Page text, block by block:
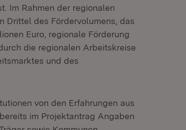
Im Rahmen der regionalen
Drittel des Fördervolumens, das
Euro, regionale Förderung
die regionalen Arbeitskreise
und des
von den Erfahrungen aus
im Projektantrag Angaben